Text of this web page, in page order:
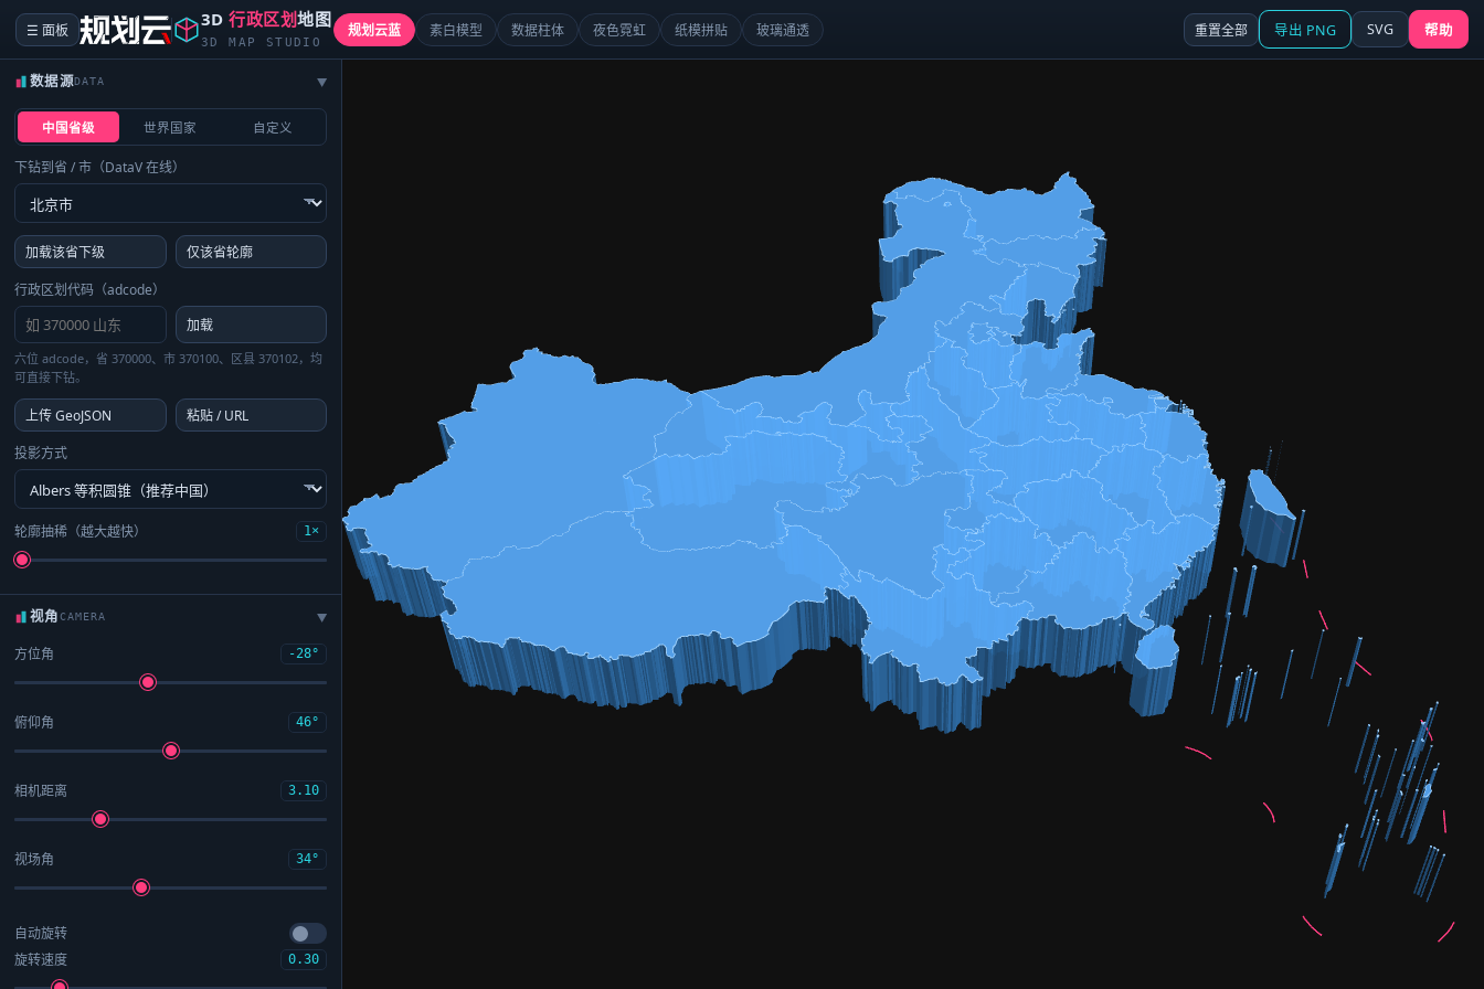
☰ 面板 3D行政区划地图
3D MAP STUDIO
规划云蓝 素白模型 数据柱体 夜色霓虹 纸模拼贴 玻璃通透 重置全部 导出 PNG SVG 帮助
数据源DATA ▶
中国省级 世界国家 自定义
下钻到省 / 市（DataV 在线）
加载该省下级
仅该省轮廓
行政区划代码（adcode）
加载
六位 adcode，省 370000、市 370100、区县 370102，均
可直接下钻。
上传 GeoJSON
粘贴 / URL
投影方式
轮廓抽稀（越大越快） 1×
视角CAMERA ▶
方位角 -28°
俯仰角 46°
相机距离 3.10
视场角 34°
自动旋转
旋转速度
0.30